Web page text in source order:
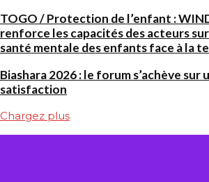
TOGO / Protection de l’enfant :
renforce les capacités des acteurs
santé mentale des enfants face à la
Biashara 2026 : le forum s’achève sur
satisfaction
Chargez plus